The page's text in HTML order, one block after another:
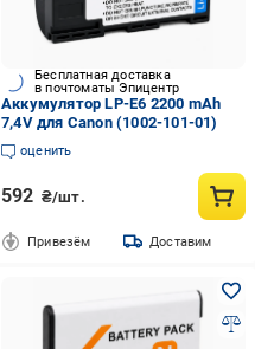
Бесплатная доставка
в почтоматы Эпицентр
Аккумулятор LP-E6 2200 mAh
7,4V для Canon (1002-101-01)
оценить
592 ₴/шт.
Привезём Доставим